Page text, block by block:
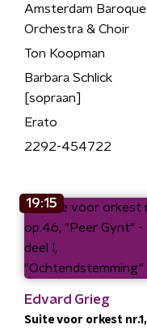
Amsterdam Baroque
Orchestra & Choir
Ton Koopman
Barbara Schlick
[sopraan]
Erato
2292-454722
19:15
Edvard Grieg
Suite voor orkest nr.1,